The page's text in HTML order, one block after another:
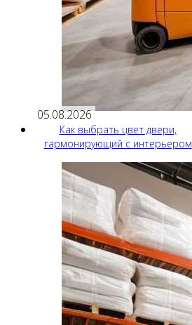
05.08.2026
Как выбрать цвет двери,
гармонирующий с интерьером